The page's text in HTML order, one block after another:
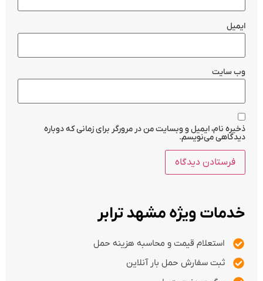
ایمیل
وب‌ سایت
ذخیره نام، ایمیل و وبسایت من در مرورگر برای زمانی که دوباره
دیدگاهی می‌نویسم.
خدمات ویژه مشهد ترابر
استعلام قیمت و محاسبه هزینه حمل
ثبت سفارش حمل بار آنلاین